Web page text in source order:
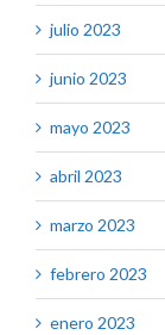
julio 2023
junio 2023
mayo 2023
abril 2023
marzo 2023
febrero 2023
enero 2023